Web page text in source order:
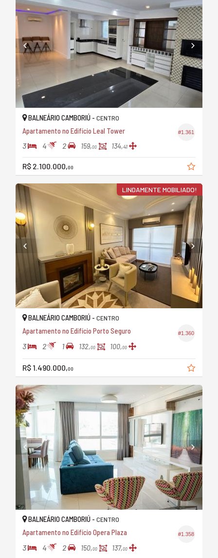
#1.361
BALNEÁRIO CAMBORIÚ - CENTRO
Apartamento no Edifício Leal Tower
3 4 2 159,00 134,41
R$ 2.100.000,00
LINDAMENTE MOBILIADO!
#1.360
BALNEÁRIO CAMBORIÚ - CENTRO
Apartamento no Edifício Porto Seguro
3 2 1 132,00 100,00
R$ 1.490.000,00
#1.358
BALNEÁRIO CAMBORIÚ - CENTRO
Apartamento no Edifício Opera Plaza
3 4 2 150,00 137,00